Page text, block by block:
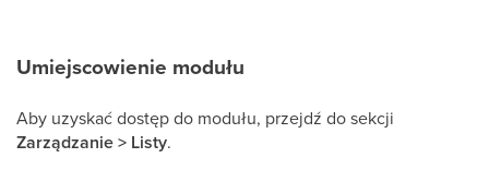
Umiejscowienie modułu
Aby uzyskać dostęp do modułu, przejdź do sekcji
Zarządzanie > Listy.